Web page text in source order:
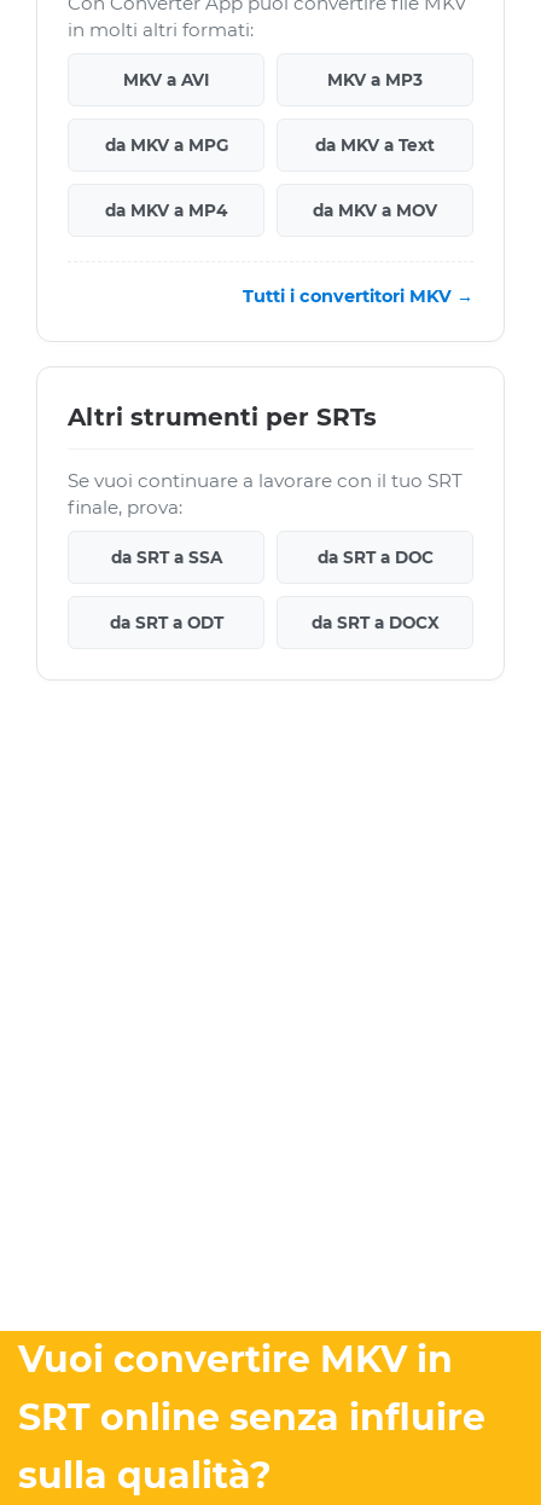
in molti altri formati:
MKV a AVI MKV a MP3
da MKV a MPG da MKV a Text
da MKV a MP4 da MKV a MOV
Tutti i convertitori MKV →
Altri strumenti per SRTs
Se vuoi continuare a lavorare con il tuo SRT
finale, prova:
da SRT a SSA da SRT a DOC
da SRT a ODT da SRT a DOCX
Vuoi convertire MKV in
SRT online senza influire
sulla qualità?